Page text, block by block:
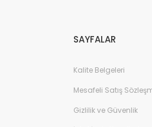
SAYFALAR
Kalite Belgeleri
Mesafeli Satış
Gizlilik ve Güvenlik